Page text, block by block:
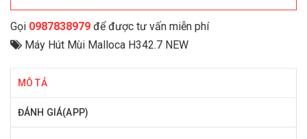
Gọi 0987838979 để được tư vấn miễn phí
Máy Hút Mùi Malloca H342.7 NEW
MÔ TẢ
ĐÁNH GIÁ(APP)